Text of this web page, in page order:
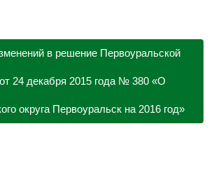
в решение Первоуральской
24 декабря 2015 года № 380 «О
округа Первоуральск на 2016 год»